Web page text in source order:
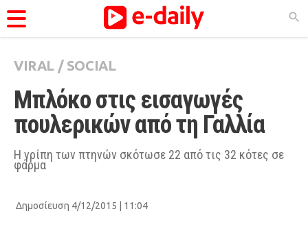
ΚΑΤΗΓΟΡΊΕΣ
Ειδήσεις
Θέματα
Videos
Podcasts
Viral
VIRAL / SOCIAL
Μπλόκο στις εισαγωγές
πουλερικών από τη Γαλλία
Η γρίπη των πτηνών σκότωσε 22 από τις 32 κότες σε
φάρμα
Δημοσίευση 4/12/2015 | 11:04